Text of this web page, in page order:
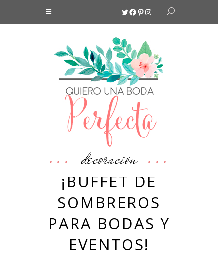
Twitter
Facebook
Pinterest
Instagram
decoración
¡BUFFET DE
SOMBREROS
PARA BODAS Y
EVENTOS!